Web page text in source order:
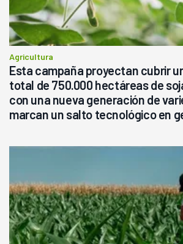
Agricultura
Esta campaña proyectan cubrir
total de 750.000 hectáreas de
con una nueva generación de
marcan un salto tecnológico en